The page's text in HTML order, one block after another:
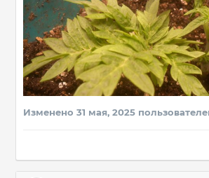
Изменено 31 мая, 2025